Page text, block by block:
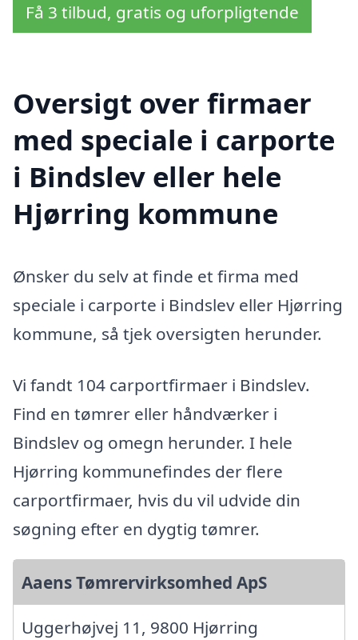
Få 3 tilbud, gratis og uforpligtende
Oversigt over firmaer
med speciale i carporte
i Bindslev eller hele
Hjørring kommune
Ønsker du selv at finde et firma med
speciale i carporte i Bindslev eller Hjørring
kommune, så tjek oversigten herunder.
Vi fandt 104 carportfirmaer i Bindslev.
Find en tømrer eller håndværker i
Bindslev og omegn herunder. I hele
Hjørring kommunefindes der flere
carportfirmaer, hvis du vil udvide din
søgning efter en dygtig tømrer.
Aaens Tømrervirksomhed ApS
Uggerhøjvej 11, 9800 Hjørring